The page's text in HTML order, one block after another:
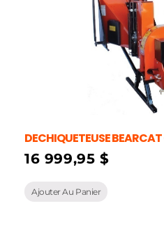
DECHIQUETEUSE
16 999,95 $
Ajouter Au Panier